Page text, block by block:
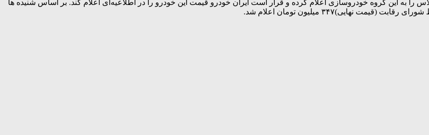
را به این گروه خودروسازی اعلام کرده و قرار است ایران خودرو قیمت این خودرو را در اطلاعیه‌ای اعلام کند. بر اساس شنیده ها